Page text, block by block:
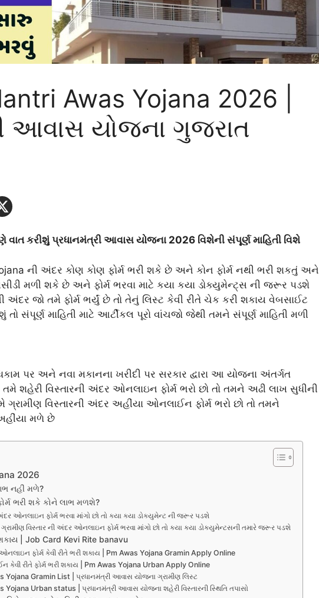
Awas Yojana 2026 |
આવાસ યોજના ગુજરાત
કરીશું પ્રધાનમંત્રી આવાસ યોજના 2026 વિશેની સંપૂર્ણ માહિતી વિશે
ની અંદર કોણ કોણ ફોર્મ ભરી શકે છે અને કોન ફોર્મ નથી ભરી શકતું અને
મળી શકે છે અને ફોર્મ ભરવા માટે કયા કયા ડોક્યુમેન્ટ્સ ની જરૂર પડશે
અંદર જો તમે ફોર્મ ભર્યું છે તો તેનું લિસ્ટ કેવી રીતે ચેક કરી શકાય વેબસાઈટ
સંપૂર્ણ માહિતી માટે આર્ટીકલ પૂરો વાંચજો જેથી તમને સંપૂર્ણ માહિતી મળી
પર અને નવા મકાનના ખરીદી પર સરકાર દ્વારા આ યોજના અંતર્ગત
શહેરી વિસ્તારની અંદર ઓનલાઇન ફોર્મ ભરો છો તો તમને અઢી લાખ સુધીની
વિસ્તારની અંદર અહીંયા ઓનલાઈન ફોર્મ ભરો છો તો તમને
મળે છે
2026
નહીં મળે?
ભરી શકે કોને લાભ મળશે?
ઓનલાઇન ફોર્મ ભરવા માંગો છો તો કયા કયા ડોક્યુમેન્ટ ની જરૂર પડશે
વિસ્તાર ની અંદર ઓનલાઇન ફોર્મ ભરવા માંગો છો તો કયા કયા ડોક્યુમેન્ટસની તમારે જરૂર પડશે
શકાય | Job Card Kevi Rite banavu
ફોર્મ કેવી રીતે ભરી શકાય | Pm Awas Yojana Gramin Apply Online
કેવી રીતે ફોર્મ ભરી શકાય | Pm Awas Yojana Urban Apply Online
Yojana Gramin List | પ્રધાનમંત્રી આવાસ યોજના ગ્રામીણ લિસ્ટ
Urban status | પ્રધાનમંત્રી આવાસ યોજના શહેરી વિસ્તારની સ્થિતિ તપાસો